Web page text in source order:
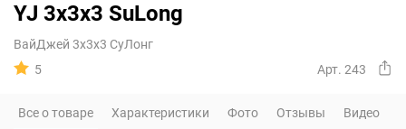
YJ 3x3x3 SuLong
ВайДжей 3х3х3 СуЛонг
5
Арт. 243
Все о товаре Характеристики Фото Отзывы Видео